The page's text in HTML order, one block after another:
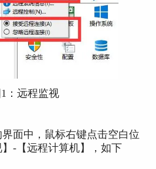
1：远程监视
面中，鼠标右键点击空白位
-【远程计算机】，如下